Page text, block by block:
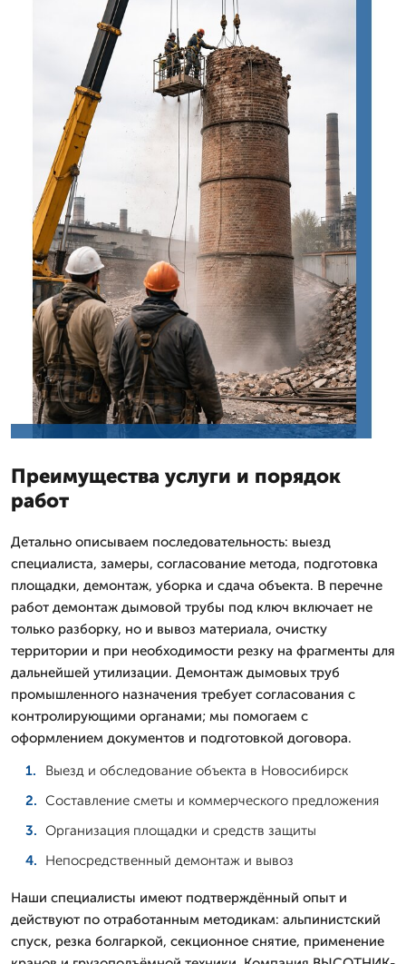
Преимущества услуги и порядок
работ
Детально описываем последовательность: выезд
специалиста, замеры, согласование метода, подготовка
площадки, демонтаж, уборка и сдача объекта. В перечне
работ демонтаж дымовой трубы под ключ включает не
только разборку, но и вывоз материала, очистку
территории и при необходимости резку на фрагменты для
дальнейшей утилизации. Демонтаж дымовых труб
промышленного назначения требует согласования с
контролирующими органами; мы помогаем с
оформлением документов и подготовкой договора.
Выезд и обследование объекта в Новосибирск
Составление сметы и коммерческого предложения
Организация площадки и средств защиты
Непосредственный демонтаж и вывоз
Наши специалисты имеют подтверждённый опыт и
действуют по отработанным методикам: альпинистский
спуск, резка болгаркой, секционное снятие, применение